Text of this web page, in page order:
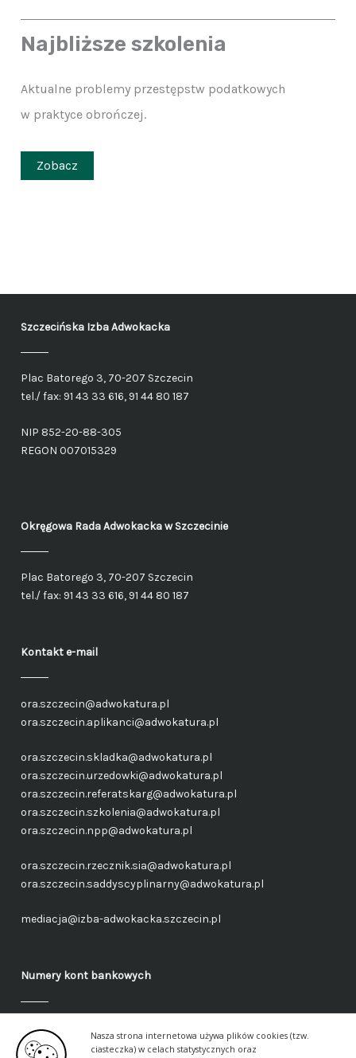
Nasza strona internetowa używa plików cookies (tzw.
ciasteczka) w celach statystycznych oraz
Najbliższe szkolenia
Aktualne problemy przestępstw podatkowych
w praktyce obrończej.
Zobacz
Szczecińska Izba Adwokacka
Plac Batorego 3, 70-207 Szczecin
tel./ fax: 91 43 33 616, 91 44 80 187
NIP 852-20-88-305
REGON 007015329
Okręgowa Rada Adwokackaw Szczecinie
Plac Batorego 3, 70-207 Szczecin
tel./ fax: 91 43 33 616, 91 44 80 187
Kontakt e-mail
ora.szczecin@adwokatura.pl
ora.szczecin.aplikanci@adwokatura.pl
ora.szczecin.skladka@adwokatura.pl
ora.szczecin.urzedowki@adwokatura.pl
ora.szczecin.referatskarg@adwokatura.pl
ora.szczecin.szkolenia@adwokatura.pl
ora.szczecin.npp@adwokatura.pl
ora.szczecin.rzecznik.sia@adwokatura.pl
ora.szczecin.saddyscyplinarny@adwokatura.pl
mediacja@izba-adwokacka.szczecin.pl
Numery kont bankowych
Fundusz administracyjny – ogólny
40 1050 1559 1000 0090 3288 6591